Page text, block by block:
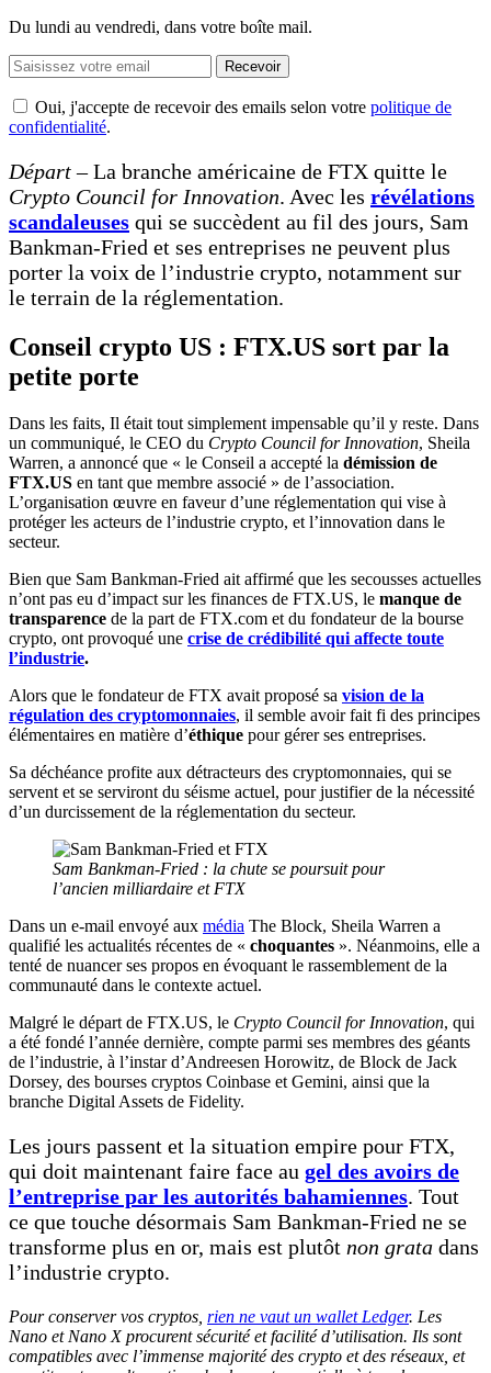
Du lundi au vendredi, dans votre boîte mail.
Recevoir
Oui, j'accepte de recevoir des emails selon votre politique de
confidentialité.
Départ– La branche américaine de FTX quitte le
Crypto Council for Innovation. Avec les révélations
scandaleuses qui se succèdent au fil des jours, Sam
Bankman-Fried et ses entreprises ne peuvent plus
porter la voix de l’industrie crypto, notamment sur
le terrain de la réglementation.
Conseil crypto US : FTX.US sort par la
petite porte
Dans les faits, Il était tout simplement impensable qu’il y reste. Dans
un communiqué, le CEO du Crypto Council for Innovation, Sheila
Warren, a annoncé que « le Conseil a accepté la démission de
FTX.US en tant que membre associé » de l’association.
L’organisation œuvre en faveur d’une réglementation qui vise à
protéger les acteurs de l’industrie crypto, et l’innovation dans le
secteur.
Bien que Sam Bankman-Fried ait affirmé que les secousses actuelles
n’ont pas eu d’impact sur les finances de FTX.US, le manque de
transparence de la part de FTX.com et du fondateur de la bourse
crypto, ont provoqué une crise de crédibilité qui affecte toute
l’industrie.
Alors que le fondateur de FTX avait proposé sa vision de la
régulation des cryptomonnaies, il semble avoir fait fi des principes
élémentaires en matière d’éthique pour gérer ses entreprises.
Sa déchéance profite aux détracteurs des cryptomonnaies, qui se
servent et se serviront du séisme actuel, pour justifier de la nécessité
d’un durcissement de la réglementation du secteur.
Sam Bankman-Fried : la chute se poursuit pour
l’ancien milliardaire et FTX
Dans un e-mail envoyé aux média The Block, Sheila Warren a
qualifié les actualités récentes de « choquantes ». Néanmoins, elle a
tenté de nuancer ses propos en évoquant le rassemblement de la
communauté dans le contexte actuel.
Malgré le départ de FTX.US, le Crypto Council for Innovation, qui
a été fondé l’année dernière, compte parmi ses membres des géants
de l’industrie, à l’instar d’Andreesen Horowitz, de Block de Jack
Dorsey, des bourses cryptos Coinbase et Gemini, ainsi que la
branche Digital Assets de Fidelity.
Les jours passent et la situation empire pour FTX,
qui doit maintenant faire face au gel des avoirs de
l’entreprise par les autorités bahamiennes. Tout
ce que touche désormais Sam Bankman-Fried ne se
transforme plus en or, mais est plutôt non grata dans
l’industrie crypto.
Pour conserver vos cryptos, rien ne vaut un wallet Ledger. Les
Nano et Nano X procurent sécurité et facilité d’utilisation. Ils sont
compatibles avec l’immense majorité des crypto et des réseaux, et